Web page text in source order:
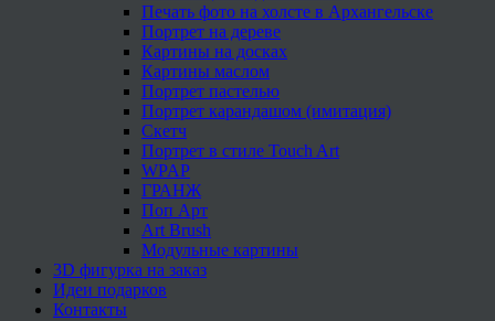
Печать фото на холсте в Архангельске
Портрет на дереве
Картины на досках
Картины маслом
Портрет пастелью
Портрет карандашом (имитация)
Скетч
Портрет в стиле Touch Art
WPAP
ГРАНЖ
Поп Арт
Art Brush
Модульные картины
3D фигурка на заказ
Идеи подарков
Контакты